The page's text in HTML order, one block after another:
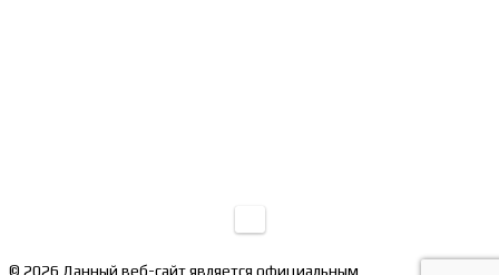
© 2026 Данный веб-сайт является официальным